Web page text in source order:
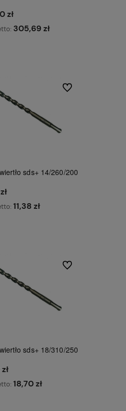
zł
305,69 zł
sds+ 14/260/200
11,38 zł
Do ulubionych
sds+ 18/310/250
18,70 zł
Do ulubionych